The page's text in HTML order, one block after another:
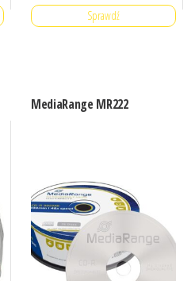
Sprawdź
MediaRange MR222